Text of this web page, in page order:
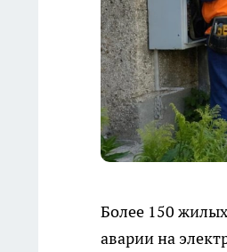
Более 150
аварии на